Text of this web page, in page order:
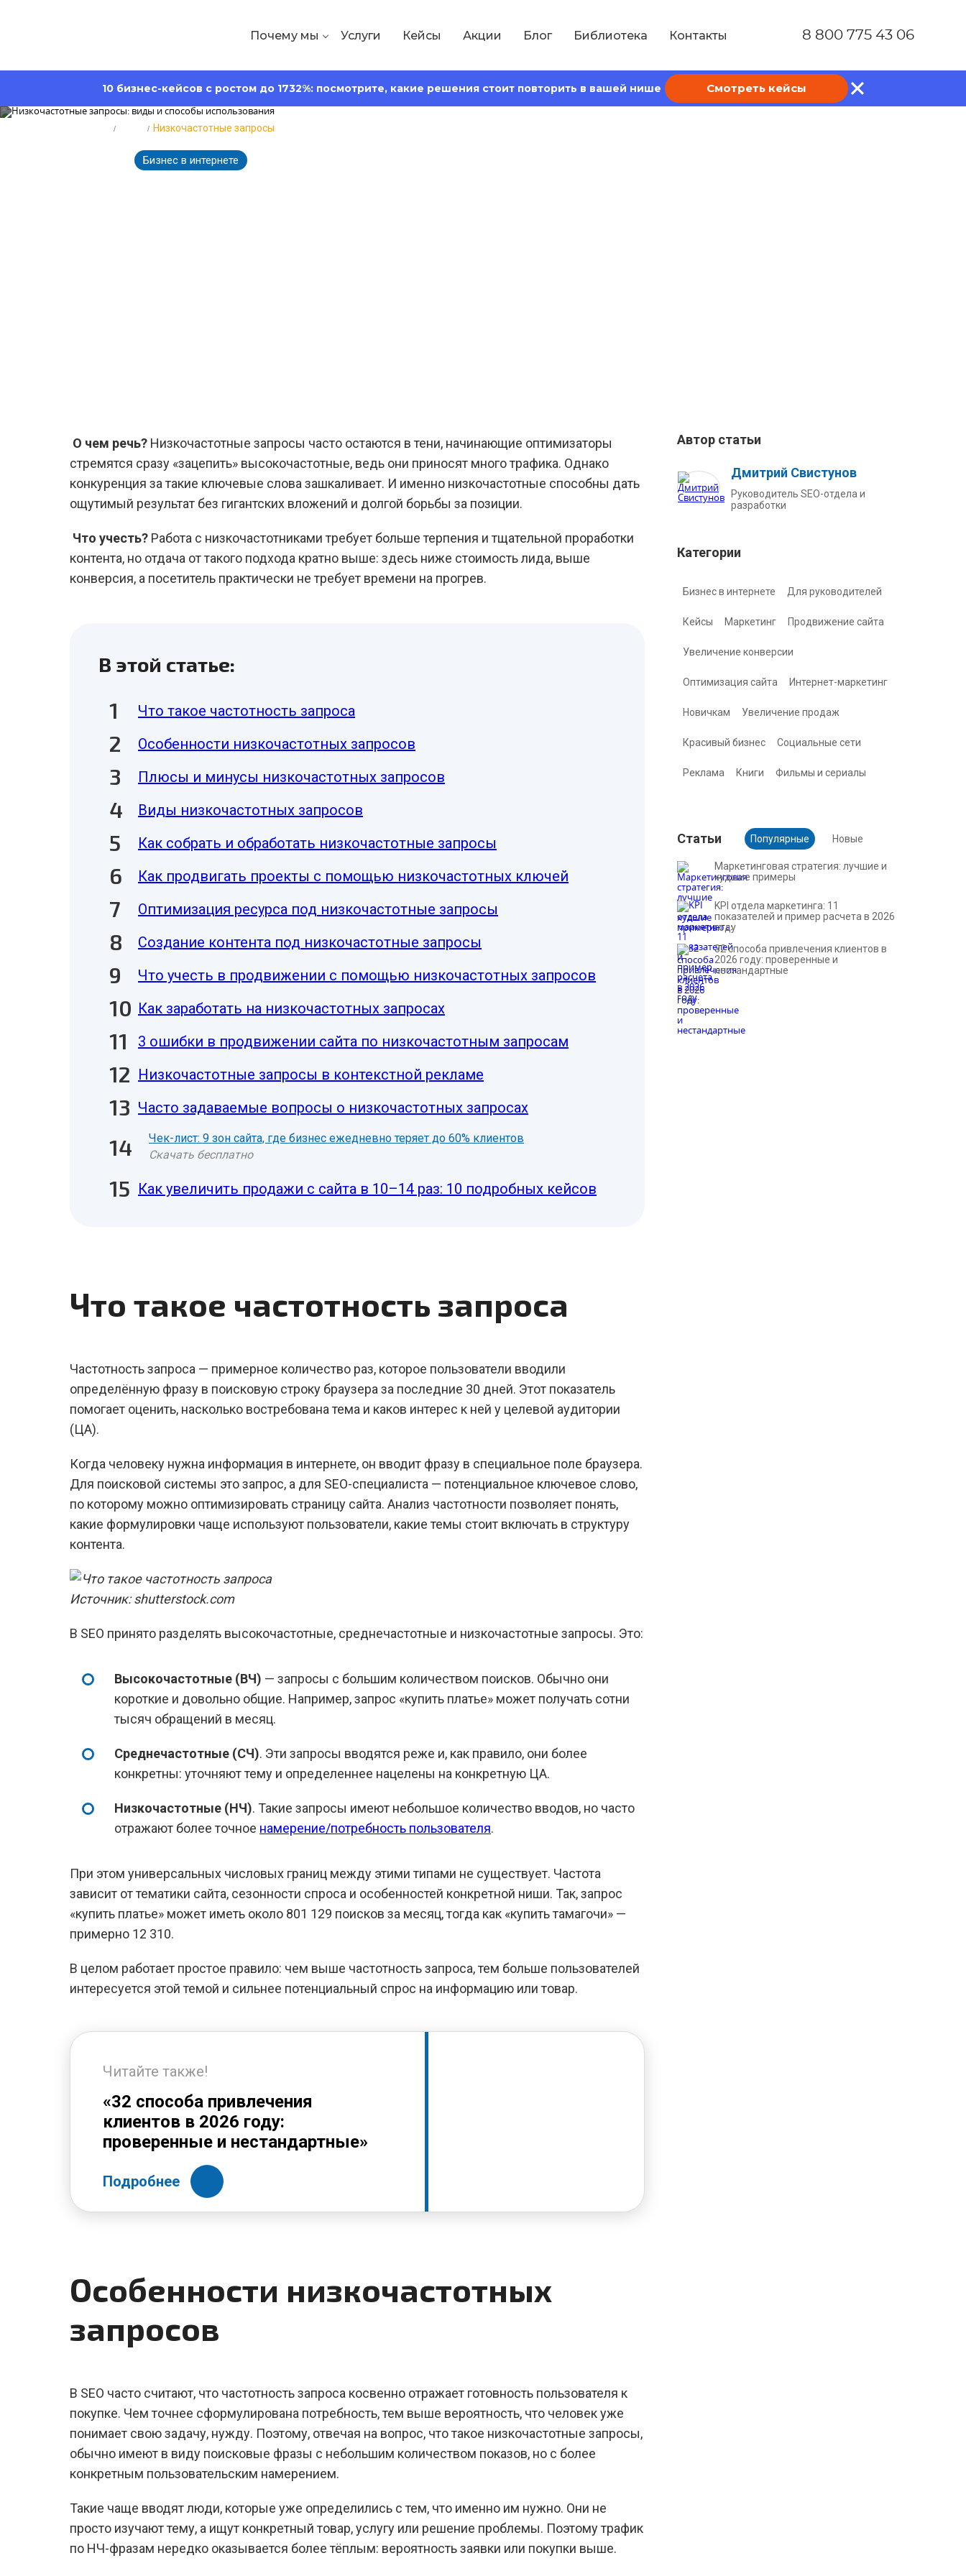
Почему мы Услуги Кейсы Акции Блог Библиотека Контакты 8 800 775 43 06
10 бизнес-кейсов с ростом до 1732%: посмотрите, какие решения стоит повторить в вашей нише Смотреть кейсы
Низкочастотные запросы
Бизнес в интернете
О чем речь? Низкочастотные запросы часто остаются в тени, начинающие оптимизаторы
стремятся сразу «зацепить» высокочастотные, ведь они приносят много трафика. Однако
конкуренция за такие ключевые слова зашкаливает. И именно низкочастотные способны дать
ощутимый результат без гигантских вложений и долгой борьбы за позиции.
Что учесть? Работа с низкочастотниками требует больше терпения и тщательной проработки
контента, но отдача от такого подхода кратно выше: здесь ниже стоимость лида, выше
конверсия, а посетитель практически не требует времени на прогрев.
В этой статье:
Что такое частотность запроса
Особенности низкочастотных запросов
Плюсы и минусы низкочастотных запросов
Виды низкочастотных запросов
Как собрать и обработать низкочастотные запросы
Как продвигать проекты с помощью низкочастотных ключей
Оптимизация ресурса под низкочастотные запросы
Создание контента под низкочастотные запросы
Что учесть в продвижении с помощью низкочастотных запросов
Как заработать на низкочастотных запросах
3 ошибки в продвижении сайта по низкочастотным запросам
Низкочастотные запросы в контекстной рекламе
Часто задаваемые вопросы о низкочастотных запросах
Чек-лист: 9 зон сайта, где бизнес ежедневно теряет до 60% клиентов
Скачать бесплатно
Как увеличить продажи с сайта в 10–14 раз: 10 подробных кейсов
Что такое частотность запроса
Частотность запроса — примерное количество раз, которое пользователи вводили
определённую фразу в поисковую строку браузера за последние 30 дней. Этот показатель
помогает оценить, насколько востребована тема и каков интерес к ней у целевой аудитории
(ЦА).
Когда человеку нужна информация в интернете, он вводит фразу в специальное поле браузера.
Для поисковой системы это запрос, а для SEO-специалиста — потенциальное ключевое слово,
по которому можно оптимизировать страницу сайта. Анализ частотности позволяет понять,
какие формулировки чаще используют пользователи, какие темы стоит включать в структуру
контента.
Источник: shutterstock.com
В SEO принято разделять высокочастотные, среднечастотные и низкочастотные запросы. Это:
Высокочастотные (ВЧ) — запросы с большим количеством поисков. Обычно они
короткие и довольно общие. Например, запрос «купить платье» может получать сотни
тысяч обращений в месяц.
Среднечастотные (СЧ). Эти запросы вводятся реже и, как правило, они более
конкретны: уточняют тему и определеннее нацелены на конкретную ЦА.
Низкочастотные (НЧ). Такие запросы имеют небольшое количество вводов, но часто
отражают более точное намерение/потребность пользователя.
При этом универсальных числовых границ между этими типами не существует. Частота
зависит от тематики сайта, сезонности спроса и особенностей конкретной ниши. Так, запрос
«купить платье» может иметь около 801 129 поисков за месяц, тогда как «купить тамагочи» —
примерно 12 310.
В целом работает простое правило: чем выше частотность запроса, тем больше пользователей
интересуется этой темой и сильнее потенциальный спрос на информацию или товар.
Читайте также!
«32 способа привлечения
клиентов в 2026 году:
проверенные и нестандартные»
Подробнее
Особенности низкочастотных
запросов
В SEO часто считают, что частотность запроса косвенно отражает готовность пользователя к
покупке. Чем точнее сформулирована потребность, тем выше вероятность, что человек уже
понимает свою задачу, нужду. Поэтому, отвечая на вопрос, что такое низкочастотные запросы,
обычно имеют в виду поисковые фразы с небольшим количеством показов, но с более
конкретным пользовательским намерением.
Такие чаще вводят люди, которые уже определились с тем, что именно им нужно. Они не
просто изучают тему, а ищут конкретный товар, услугу или решение проблемы. Поэтому трафик
по НЧ-фразам нередко оказывается более тёплым: вероятность заявки или покупки выше.
Автор статьи
Дмитрий Свистунов
Руководитель SEO-отдела и
разработки
Категории
Бизнес в интернете Для руководителей
Кейсы Маркетинг Продвижение сайта
Увеличение конверсии
Оптимизация сайта Интернет-маркетинг
Новичкам Увеличение продаж
Красивый бизнес Социальные сети
Реклама Книги Фильмы и сериалы
Cтатьи Популярные Новые
Маркетинговая стратегия: лучшие и
худшие примеры
KPI отдела маркетинга: 11
показателей и пример расчета в 2026
году
32 способа привлечения клиентов в
2026 году: проверенные и
нестандартные